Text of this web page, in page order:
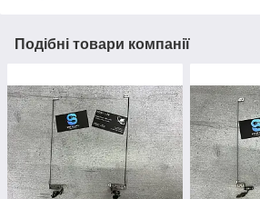
Подібні товари компанії